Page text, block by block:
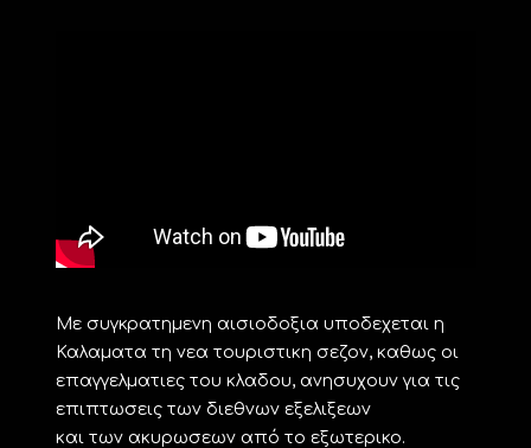
Με συγκρατημενη αισιοδοξια υποδεχεται η
Καλαματα τη νεα τουριστικη σεζον, καθως οι
επαγγελματιες του κλαδου, ανησυχουν για τις
επιπτωσεις των διεθνων εξελιξεων
και των ακυρωσεων από το εξωτερικο.